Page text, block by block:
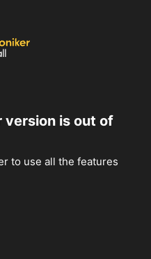
version is out of
to use all the features